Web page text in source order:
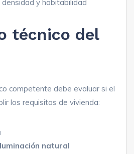
densidad y habitabilidad
técnico del
competente debe evaluar si el
los requisitos de vivienda:
natural